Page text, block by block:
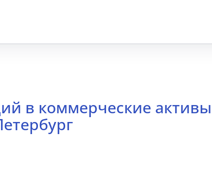
в коммерческие